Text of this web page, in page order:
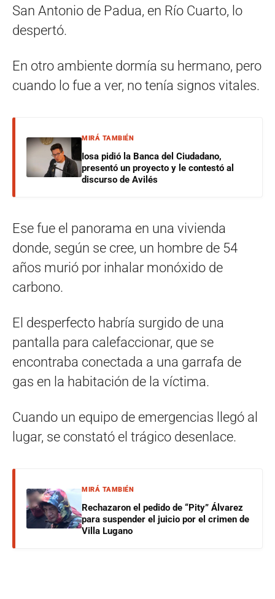
San Antonio de Padua, en Río Cuarto, lo
despertó.
En otro ambiente dormía su hermano, pero
cuando lo fue a ver, no tenía signos vitales.
MIRÁ TAMBIÉN
Iosa pidió la Banca del Ciudadano,
presentó un proyecto y le contestó al
discurso de Avilés
Ese fue el panorama en una vivienda
donde, según se cree, un hombre de 54
años murió por inhalar monóxido de
carbono.
El desperfecto habría surgido de una
pantalla para calefaccionar, que se
encontraba conectada a una garrafa de
gas en la habitación de la víctima.
Cuando un equipo de emergencias llegó al
lugar, se constató el trágico desenlace.
MIRÁ TAMBIÉN
Rechazaron el pedido de “Pity” Álvarez
para suspender el juicio por el crimen de
Villa Lugano